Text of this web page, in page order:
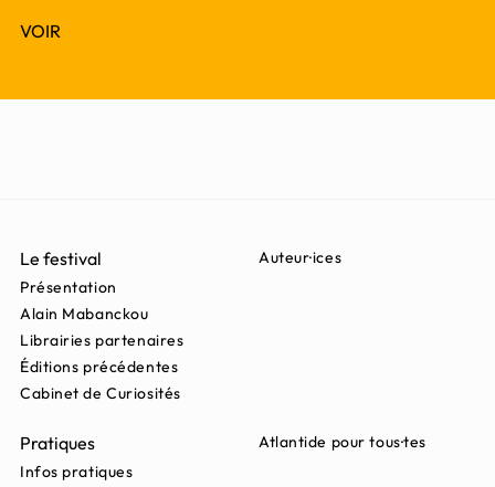
VOIR
Le festival
Présentation
Alain Mabanckou
Librairies partenaires
Éditions précédentes
Cabinet de Curiosités
Auteur·ices
Pratiques
Infos pratiques
Atlantide pour tous·tes